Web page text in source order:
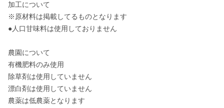
加工について
※原材料は掲載してるものとなります
●人口甘味料は使用しておりません
農園について
有機肥料のみ使用
除草剤は使用していません
漂白剤は使用していません
農薬は低農薬となります